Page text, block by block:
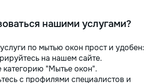
нашими услугами?
по мытью окон прост и удобен:
на нашем сайте.
категорию "Мытье окон".
с профилями специалистов и